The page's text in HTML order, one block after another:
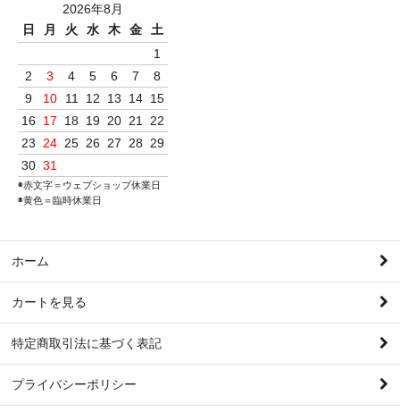
2026年8月
日
月 火 水 木 金
土
1
2
3 4 5 6 7
8
9
10 11 12 13 14 15
16
17 18 19 20 21
22
23
24 25 26 27 28
29
30 31
◉赤文字＝ウェブショップ休業日
◉黄色＝臨時休業日
ホーム
カートを見る
特定商取引法に基づく表記
プライバシーポリシー